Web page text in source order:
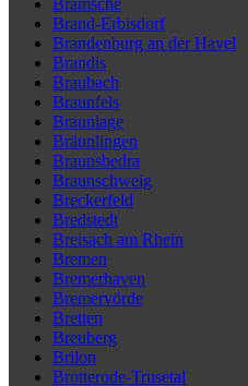
Bramsche
Brand-Erbisdorf
Brandenburg an der Havel
Brandis
Braubach
Braunfels
Braunlage
Bräunlingen
Braunsbedra
Braunschweig
Breckerfeld
Bredstedt
Breisach am Rhein
Bremen
Bremerhaven
Bremervörde
Bretten
Breuberg
Brilon
Brotterode-Trusetal